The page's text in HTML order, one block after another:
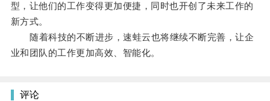
型，让他们的工作变得更加便捷，同时也开创了未来工作的
新方式。
随着科技的不断进步，速蛙云也将继续不断完善，让企
业和团队的工作更加高效、智能化。
评论